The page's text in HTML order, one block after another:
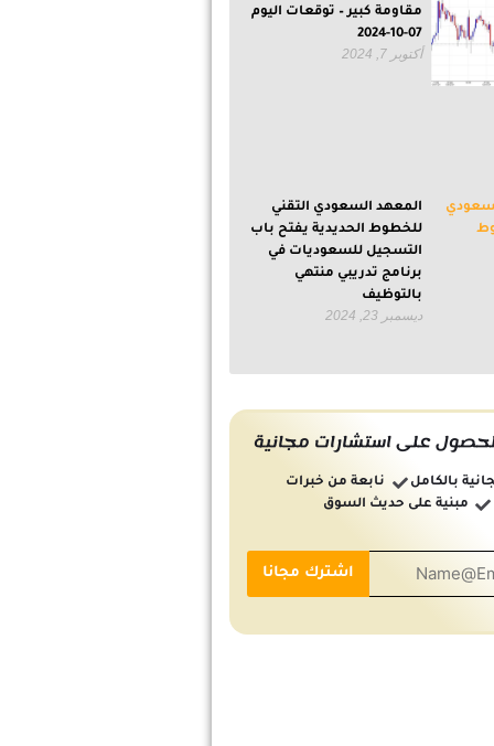
مقاومة كبير – توقعات اليوم
07-10-2024
أكتوبر 7, 2024
المعهد السعودي التقني
للخطوط الحديدية يفتح باب
التسجيل للسعوديات في
برنامج تدريبي منتهي
بالتوظيف
ديسمبر 23, 2024
على استشارات مجانية
بالكامل
نابعة من خبرات
مبنية على حديث السوق